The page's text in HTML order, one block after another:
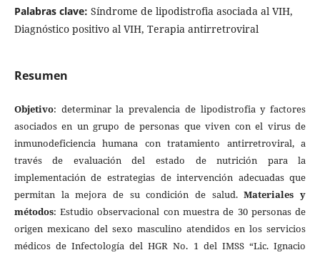
Palabras clave: Síndrome de lipodistrofia asociada al VIH,
Diagnóstico positivo al VIH, Terapia antirretroviral
Resumen
Objetivo: determinar la prevalencia de lipodistrofia y factores
asociados en un grupo de personas que viven con el virus de
inmunodeficiencia humana con tratamiento antirretroviral, a
través de evaluación del estado de nutrición para la
implementación de estrategias de intervención adecuadas que
permitan la mejora de su condición de salud.Materiales y
métodos: Estudio observacional con muestra de 30 personas de
origen mexicano del sexo masculino atendidos en los servicios
médicos de Infectología del HGR No. 1 del IMSS “Lic. Ignacio